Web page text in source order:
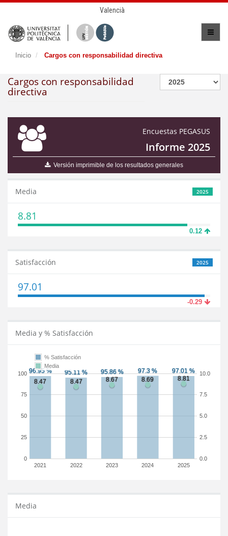
Valencià
Inicio Cargos con responsabilidad directiva
Cargos con responsabilidad
directiva
Encuestas PEGASUS
Informe 2025
Versión imprimible de los resultados generales
2025
Media
8.81
0.12
2025
Satisfacción
97.01
-0.29
Media y % Satisfacción
2021 2022 2023 2024 2025
0
25
50
75
100
0.0
2.5
5.0
7.5
10.0
% Satisfacción
Media
Media